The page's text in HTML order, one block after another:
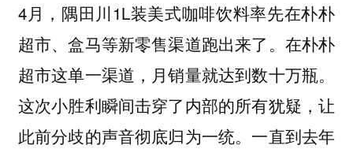
4月，隅田川1L装美式咖啡饮料率先在朴朴
超市、盒马等新零售渠道跑出来了。在朴朴
超市这单一渠道，月销量就达到数十万瓶。
这次小胜利瞬间击穿了内部的所有犹疑，让
此前分歧的声音彻底归为一统。一直到去年